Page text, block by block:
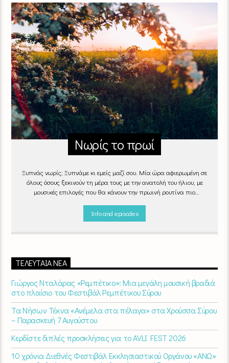
Νωρίς το πρωί
Ξυπνάς νωρίς; Ξυπνάμε κι εμείς μαζί σου. Μία ώρα αφιερωμένη σε
όλους όσους ξεκινούν τη μέρα τους με την ανατολή του ήλιου, με
μουσικές επιλογές που θα κάνουν την πρωινή ρουτίνα πιο
06:00 - 07:00 στον Empneusi 107 FM
Info and episodes
ΤΕΛΕΥΤΑΊΑ ΝΈΑ
Γιώργος Νταλάρας «Ρεμπέτικο»: Μια μεγάλη μουσική βραδιά
στο πλαίσιο του Φεστιβάλ Ρεμπέτικου Σύρου
Τα Νήσων Τέκνα «Ανέμελα στα πέλαγα» στα Χρούσσα Σύρου
– Παρασκευή 7 Αυγούστου
Κερδίστε διπλές προσκλήσεις για το AVLI FEST 2026
10 χρόνια Διεθνές Φεστιβάλ Εκκλησιαστικού Οργάνου «ΑΝΩ»